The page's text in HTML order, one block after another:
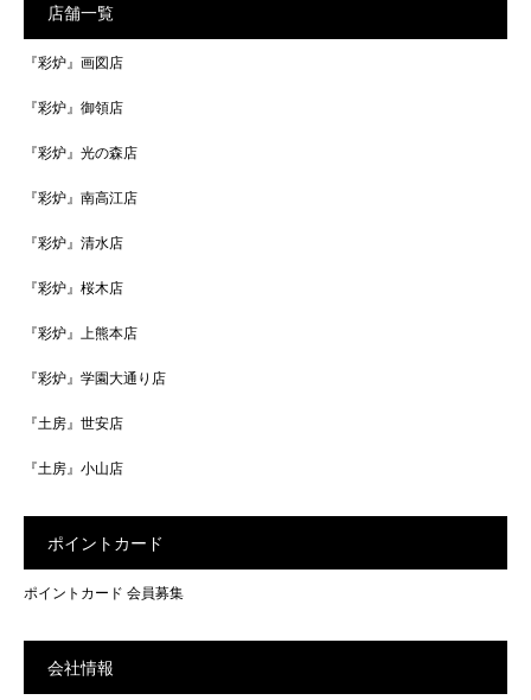
店舗一覧
『彩炉』画図店
『彩炉』御領店
『彩炉』光の森店
『彩炉』南高江店
『彩炉』清水店
『彩炉』桜木店
『彩炉』上熊本店
『彩炉』学園大通り店
『土房』世安店
『土房』小山店
ポイントカード
ポイントカード 会員募集
会社情報